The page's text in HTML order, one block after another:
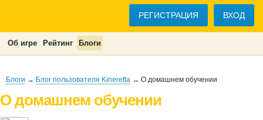
РЕГИСТРАЦИЯ ВХОД
Об игре Рейтинг Блоги
Блоги → Блог пользователя Kineretta → О домашнем обучении
О домашнем обучении